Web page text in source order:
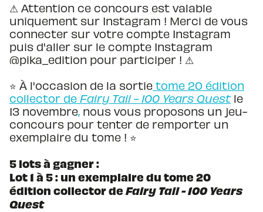
⚠ Attention ce concours est valable
uniquement sur Instagram ! Merci de vous
connecter sur votre compte Instagram
puis d'aller sur le compte Instagram
@pika_edition pour participer ! ⚠
⭐️ À l'occasion de la sortie tome 20 édition
collector de Fairy Tail - 100 Years Questle
13 novembre, nous vous proposons un jeu-
concours pour tenter de remporter un
exemplaire du tome ! ⭐️
5 lots à gagner :
Lot 1 à 5 : un exemplaire du tome 20
édition collector de Fairy Tail - 100 Years
Quest